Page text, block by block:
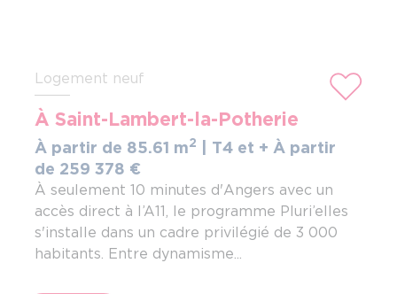
Logement neuf
À Saint-Lambert-la-Potherie
À partir de 85.61 m2 | T4 et + À partir
de 259 378 €
À seulement 10 minutes d'Angers avec un
accès direct à l’A11, le programme Pluri’elles
s'installe dans un cadre privilégié de 3 000
habitants. Entre dynamisme...